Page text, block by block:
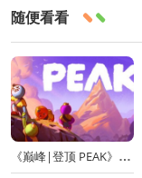
随便看看
《巅峰|登顶 PEAK》v1.47.a【单机+联机】丨中文版网盘下载